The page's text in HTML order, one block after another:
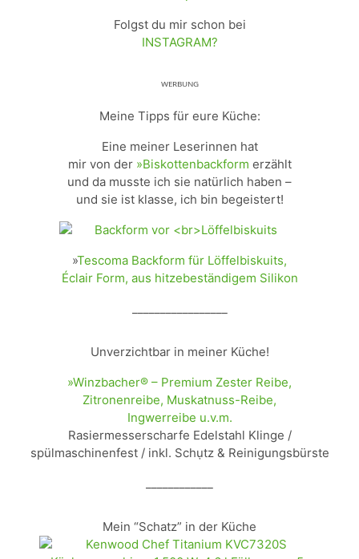
Folgst du mir schon bei
INSTAGRAM?
ᵂᴱᴿᴮᵁᴺᴳ
Meine Tipps für eure Küche:
Eine meiner Leserinnen hat
mir von der »Biskottenbackform erzählt
und da musste ich sie natürlich haben –
und sie ist klasse, ich bin begeistert!
»Tescoma Backform für Löffelbiskuits,
Éclair Form, aus hitzebeständigem Silikon
Unverzichtbar in meiner Küche!
»Winzbacher® – Premium Zester Reibe,
Zitronenreibe, Muskatnuss-Reibe,
Ingwerreibe u.v.m.
Rasiermesserscharfe Edelstahl Klinge /
spülmaschinenfest / inkl. Schụtz & Reinigungsbürste
Mein “Schatz” in der Küche